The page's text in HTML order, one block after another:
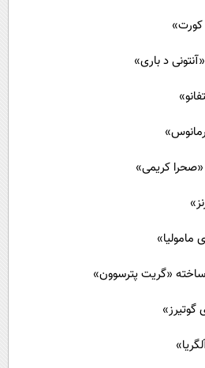
د باری»
کریمی»
«گریت پترسوون»